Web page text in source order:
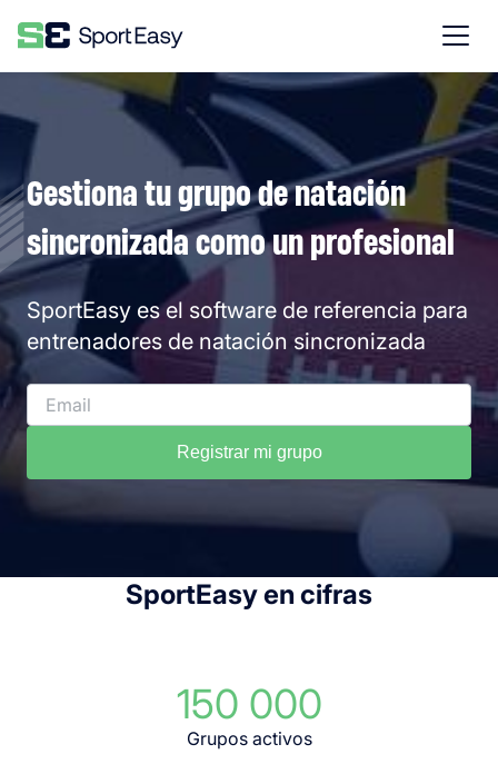
Gestiona tu grupo de natación
sincronizada como un profesional
SportEasy es el software de referencia para
entrenadores de natación sincronizada
Registrar mi grupo
SportEasy en cifras
150 000
Grupos activos